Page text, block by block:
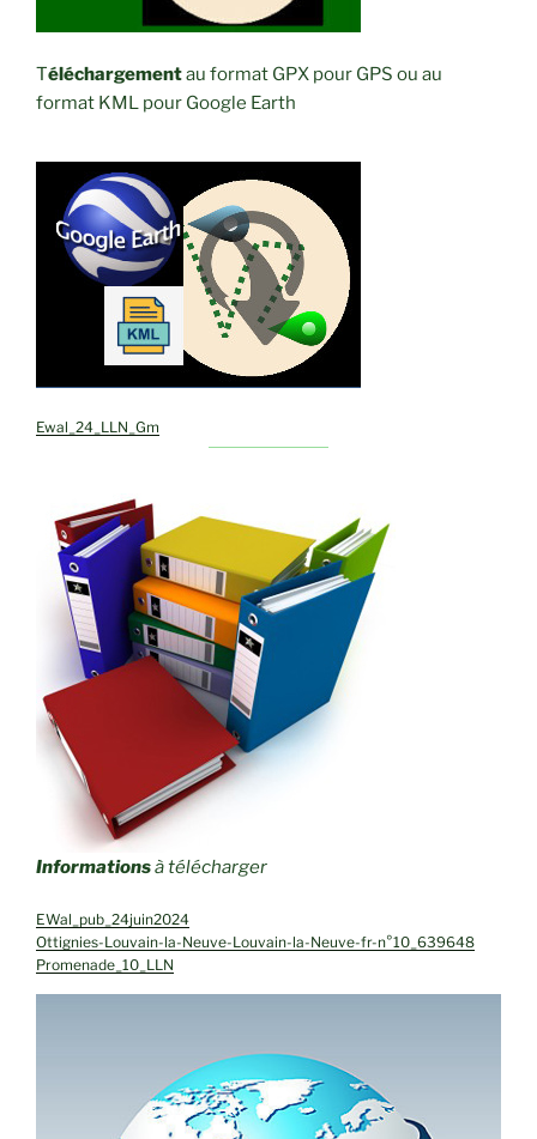
Téléchargementau format GPX pour GPS ou au
format KML pour Google Earth
Ewal_24_LLN_Gm
Informationsà télécharger
EWal_pub_24juin2024
Ottignies-Louvain-la-Neuve-Louvain-la-Neuve-fr-n°10_639648
Promenade_10_LLN